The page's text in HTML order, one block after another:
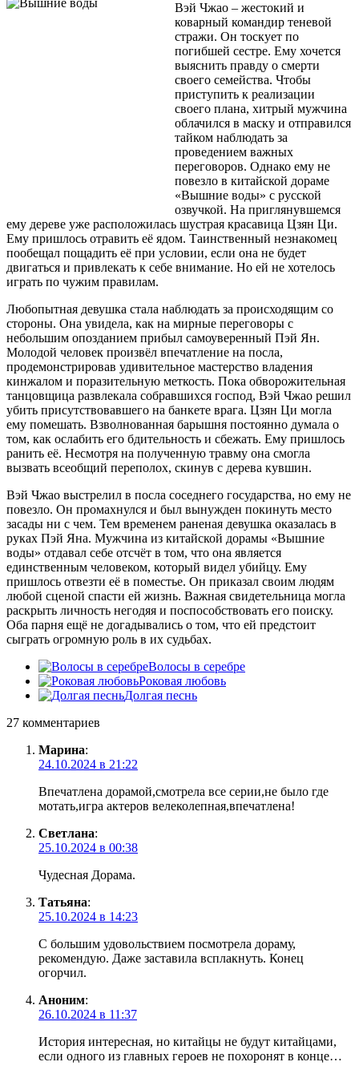
Вэй Чжао – жестокий и
коварный командир теневой
стражи. Он тоскует по
погибшей сестре. Ему хочется
выяснить правду о смерти
своего семейства. Чтобы
приступить к реализации
своего плана, хитрый мужчина
облачился в маску и отправился
тайком наблюдать за
проведением важных
переговоров. Однако ему не
повезло в китайской дораме
«Вышние воды» с русской
озвучкой. На приглянувшемся
ему дереве уже расположилась шустрая красавица Цзян Ци.
Ему пришлось отравить её ядом. Таинственный незнакомец
пообещал пощадить её при условии, если она не будет
двигаться и привлекать к себе внимание. Но ей не хотелось
играть по чужим правилам.
Любопытная девушка стала наблюдать за происходящим со
стороны. Она увидела, как на мирные переговоры с
небольшим опозданием прибыл самоуверенный Пэй Ян.
Молодой человек произвёл впечатление на посла,
продемонстрировав удивительное мастерство владения
кинжалом и поразительную меткость. Пока обворожительная
танцовщица развлекала собравшихся господ, Вэй Чжао решил
убить присутствовавшего на банкете врага. Цзян Ци могла
ему помешать. Взволнованная барышня постоянно думала о
том, как ослабить его бдительность и сбежать. Ему пришлось
ранить её. Несмотря на полученную травму она смогла
вызвать всеобщий переполох, скинув с дерева кувшин.
Вэй Чжао выстрелил в посла соседнего государства, но ему не
повезло. Он промахнулся и был вынужден покинуть место
засады ни с чем. Тем временем раненая девушка оказалась в
руках Пэй Яна. Мужчина из китайской дорамы «Вышние
воды» отдавал себе отсчёт в том, что она является
единственным человеком, который видел убийцу. Ему
пришлось отвезти её в поместье. Он приказал своим людям
любой сценой спасти ей жизнь. Важная свидетельница могла
раскрыть личность негодяя и поспособствовать его поиску.
Оба парня ещё не догадывались о том, что ей предстоит
сыграть огромную роль в их судьбах.
Волосы в серебре
Роковая любовь
Долгая песнь
27 комментариев
Марина:
24.10.2024 в 21:22
Впечатлена дорамой,смотрела все серии,не было где
мотать,игра актеров велеколепная,впечатлена!
Светлана:
25.10.2024 в 00:38
Чудесная Дорама.
Татьяна:
25.10.2024 в 14:23
С большим удовольствием посмотрела дораму,
рекомендую. Даже заставила всплакнуть. Конец
огорчил.
Аноним:
26.10.2024 в 11:37
История интересная, но китайцы не будут китайцами,
если одного из главных героев не похоронят в конце…